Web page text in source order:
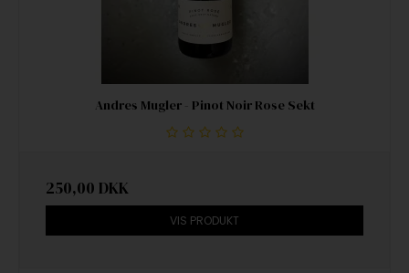
Andres Mugler - Pinot Noir Rose Sekt
250,00 DKK
VIS PRODUKT